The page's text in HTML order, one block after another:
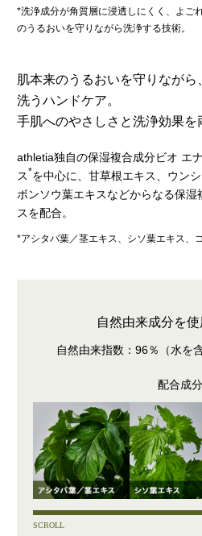
*洗浄成分が⾓質層に浸透しにくく、よご
のうるおいを守りながら洗浄する技術。
肌本来のうるおいを守りながら
洗うハンドケア。
手肌へのやさしさと洗浄効果を
athletia独自の保湿複合成分ビオ エ
ス*を中心に、甘草根エキス、ウン
ボンソウ葉エキスなどからなる保湿
スを配合。
*アシタバ葉／茎エキス、シソ葉エキス、
自然由来成分を
自然由来指数：96％（水を
配合成分
SCROLL